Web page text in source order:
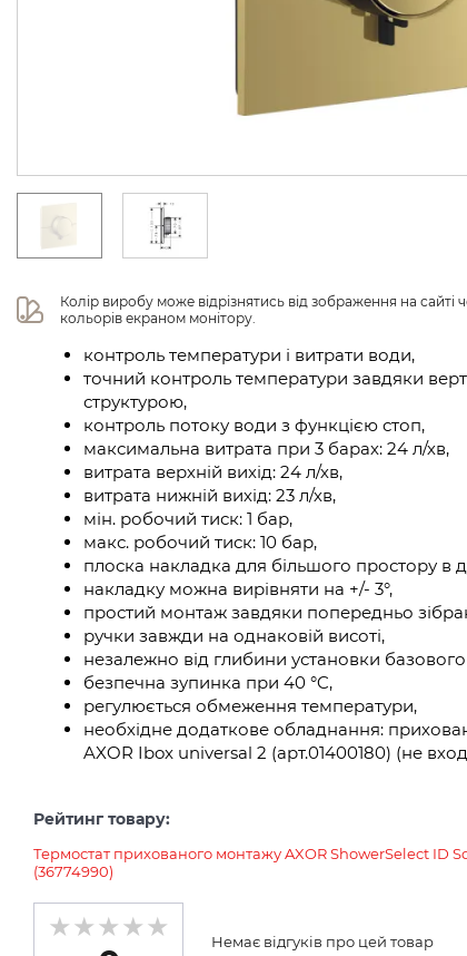
Колір виробу може відрізнятись від зображення на сайті
кольорів екраном монітору.
контроль температури і витрати води,
точний контроль температури завдяки
структурою,
контроль потоку води з функцією стоп,
максимальна витрата при 3 барах: 24 л/хв,
витрата верхній вихід: 24 л/хв,
витрата нижній вихід: 23 л/хв,
мін. робочий тиск: 1 бар,
макс. робочий тиск: 10 бар,
плоска накладка для більшого простору в
накладку можна вирівняти на +/- 3°,
простий монтаж завдяки попередньо
ручки завжди на однаковій висоті,
незалежно від глибини установки
безпечна зупинка при 40 °C,
регулюється обмеження температури,
необхідне додаткове обладнання:
AXOR Ibox universal 2 (арт.01400180) (не
Рейтинг товару:
Термостат прихованого монтажу AXOR ShowerSelect ID
(36774990)
Немає відгуків про цей товар